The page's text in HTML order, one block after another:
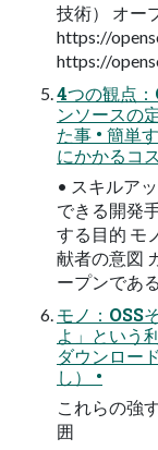
技術） オー
https://
https://
4つの観点
ンソースの
た事 • 簡単
にかかるコ
• スキルア
できる開発
する目的 モ
献者の意図
ープンで
モノ：OSS
よ」という
ダウンロー
し） •
これらの強
囲